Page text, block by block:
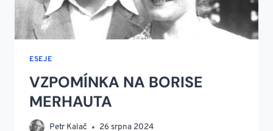
ESEJE
VZPOMÍNKA NA BORISE
MERHAUTA
Petr Kalač 26 srpna 2024